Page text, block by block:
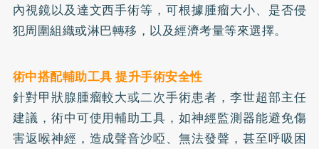
內視鏡以及達文西手術等，可根據腫瘤大小、是否侵
犯周圍組織或淋巴轉移，以及經濟考量等來選擇。
術中搭配輔助工具 提升手術安全性
針對甲狀腺腫瘤較大或二次手術患者，李世超部主任
建議，術中可使用輔助工具，如神經監測器能避免傷
害返喉神經，造成聲音沙啞、無法發聲，甚至呼吸困